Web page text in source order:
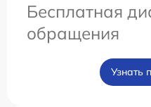
Бесплатная
обращения
Узнать